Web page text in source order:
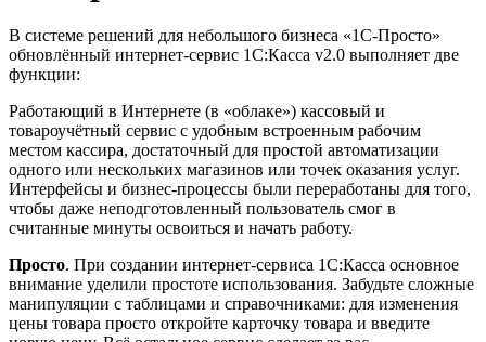
В системе решений для небольшого бизнеса «1С-Просто»
обновлённый интернет-сервис 1С:Касса v2.0 выполняет две
функции:
Работающий в Интернете (в «облаке») кассовый и
товароучётный сервис с удобным встроенным рабочим
местом кассира, достаточный для простой автоматизации
одного или нескольких магазинов или точек оказания услуг.
Интерфейсы и бизнес-процессы были переработаны для того,
чтобы даже неподготовленный пользователь смог в
считанные минуты освоиться и начать работу.
Просто. При создании интернет-сервиса 1С:Касса основное
внимание уделили простоте использования. Забудьте сложные
манипуляции с таблицами и справочниками: для изменения
цены товара просто откройте карточку товара и введите